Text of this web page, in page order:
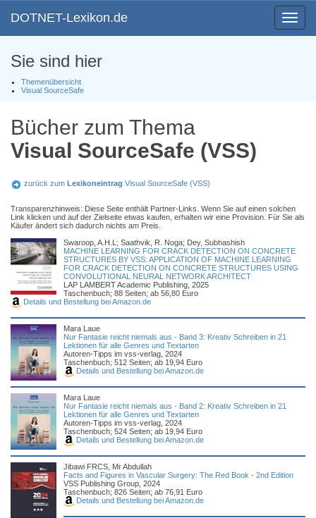
Toggle
DOTNET-Lexikon.de
Sie sind hier
Themenübersicht
Visual SourceSafe
Bücher zum Thema
Visual SourceSafe (VSS)
zurück zum Lexikoneintrag Visual SourceSafe (VSS)
Transparenzhinweis: Diese Seite enthält Partner-Links. Wenn Sie auf einen solchen
Link klicken und auf der Zielseite etwas kaufen, erhalten wir eine Provision. Für Sie als
Käufer ändert sich dadurch nichts am Preis.
Swaroop, A.H.L; Saathvik, R. Noga; Dey, Subhashish
MACHINE LEARNING FOR CRACK DETECTION ON CONCRETE
STRUCTURES BY VSS: APPLICATION OF MACHINE LEARNING
FOR CRACK DETECTION ON CONCRETE STRUCTURES USING
CONVOLUTIONAL NEURAL NETWORK ARCHITECT
LAP LAMBERT Academic Publishing, 2025
Taschenbuch; 88 Seiten; ab 56,80 Euro
Details und Bestellung bei Amazon.de
Mara Laue
Nur Fantasie reicht niemals aus - Band 3: Kreativ Schreiben in 21
Lektionen für alle Genres und Textarten
Autoren-Tipps im vss-verlag, 2024
Taschenbuch; 512 Seiten; ab 19,94 Euro
Details und Bestellung bei Amazon.de
Mara Laue
Nur Fantasie reicht niemals aus - Band 2: Kreativ Schreiben in 21
Lektionen für alle Genres und Textarten
Autoren-Tipps im vss-verlag, 2024
Taschenbuch; 524 Seiten; ab 19,94 Euro
Details und Bestellung bei Amazon.de
Jibawi FRCS, Mr Abdullah
Facts and Figures in Vascular Surgery: The Red Book - 2nd Edition
VSS Publishing Group, 2024
Taschenbuch; 826 Seiten; ab 76,91 Euro
Details und Bestellung bei Amazon.de